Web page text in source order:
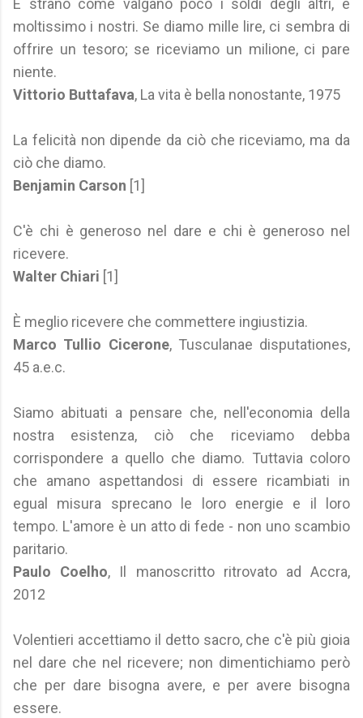
È strano come valgano poco i soldi degli altri, e
moltissimo i nostri. Se diamo mille lire, ci sembra di
offrire un tesoro; se riceviamo un milione, ci pare
niente.
Vittorio Buttafava, La vita è bella nonostante, 1975
La felicità non dipende da ciò che riceviamo, ma da
ciò che diamo.
Benjamin Carson [1]
C'è chi è generoso nel dare e chi è generoso nel
ricevere.
Walter Chiari [1]
È meglio ricevere che commettere ingiustizia.
Marco Tullio Cicerone, Tusculanae disputationes,
45 a.e.c.
Siamo abituati a pensare che, nell'economia della
nostra esistenza, ciò che riceviamo debba
corrispondere a quello che diamo. Tuttavia coloro
che amano aspettandosi di essere ricambiati in
egual misura sprecano le loro energie e il loro
tempo. L'amore è un atto di fede - non uno scambio
paritario.
Paulo Coelho, Il manoscritto ritrovato ad Accra,
2012
Volentieri accettiamo il detto sacro, che c'è più gioia
nel dare che nel ricevere; non dimentichiamo però
che per dare bisogna avere, e per avere bisogna
essere.